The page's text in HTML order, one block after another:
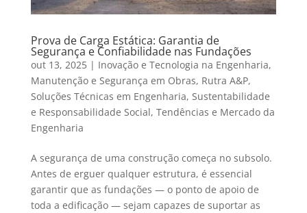
Prova de Carga Estática: Garantia de
Segurança e Confiabilidade nas Fundações
out 13, 2025| Inovação e Tecnologia na Engenharia,
Manutenção e Segurança em Obras, Rutra A&P,
Soluções Técnicas em Engenharia, Sustentabilidade
e Responsabilidade Social, Tendências e Mercado da
Engenharia
A segurança de uma construção começa no subsolo.
Antes de erguer qualquer estrutura, é essencial
garantir que as fundações — o ponto de apoio de
toda a edificação — sejam capazes de suportar as